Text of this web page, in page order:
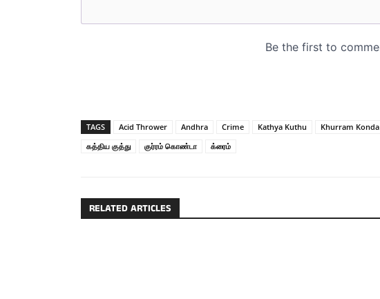
TAGS Acid Thrower Andhra Crime Kathya Kuthu Khurram Konda
கத்திய குத்து
குர்ரம் கொண்டா க்ரைம்
RELATED ARTICLES